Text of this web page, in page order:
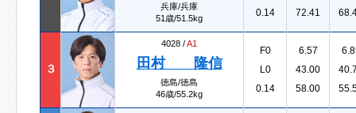
兵庫/兵庫
51歳/51.5kg
0.14
72.41
３
4028 /A1
田村 隆信
徳島/徳島
46歳/55.2kg
F0
L0
0.14
6.57
43.00
58.00